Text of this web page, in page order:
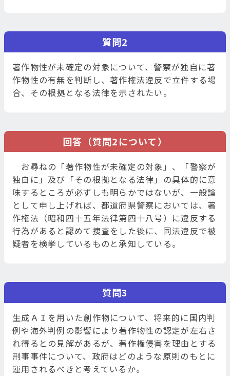
質問2
著作物性が未確定の対象について、警察が独自に著
作物性の有無を判断し、著作権法違反で立件する場
合、その根拠となる法律を示されたい。
回答（質問2について）
お尋ねの「著作物性が未確定の対象」、「警察が
独自に」及び「その根拠となる法律」の具体的に意
味するところが必ずしも明らかではないが、一般論
として申し上げれば、都道府県警察においては、著
作権法（昭和四十五年法律第四十八号）に違反する
行為があると認めて捜査をした後に、同法違反で被
疑者を検挙しているものと承知している。
質問3
生成ＡＩを用いた創作物について、将来的に国内判
例や海外判例の影響により著作物性の認定が左右さ
れ得るとの見解があるが、著作権侵害を理由とする
刑事事件について、政府はどのような原則のもとに
運用されるべきと考えているか。